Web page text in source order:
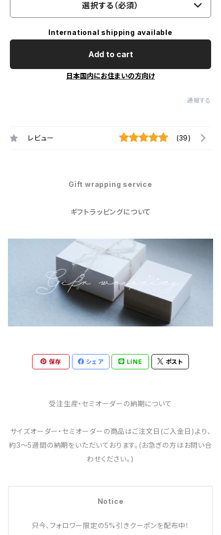
選択する（必須）
International shipping available
Add to cart
日本国内にお住まいの方向け
通報する
レビュー (39)
Gift wrapping service
ギフトラッピングについて
保存 シェア LINE ポスト
受注生産・セミオーダーの納期について
サイズオーダー・セミオーダーの商品はご注文日(ご入金日)より、
約3～5週間の納期をいただいております。(お急ぎの方はお問い合
わせください。)
Notice
只今、フォロワー限定の5%引きクーポンを配布中！